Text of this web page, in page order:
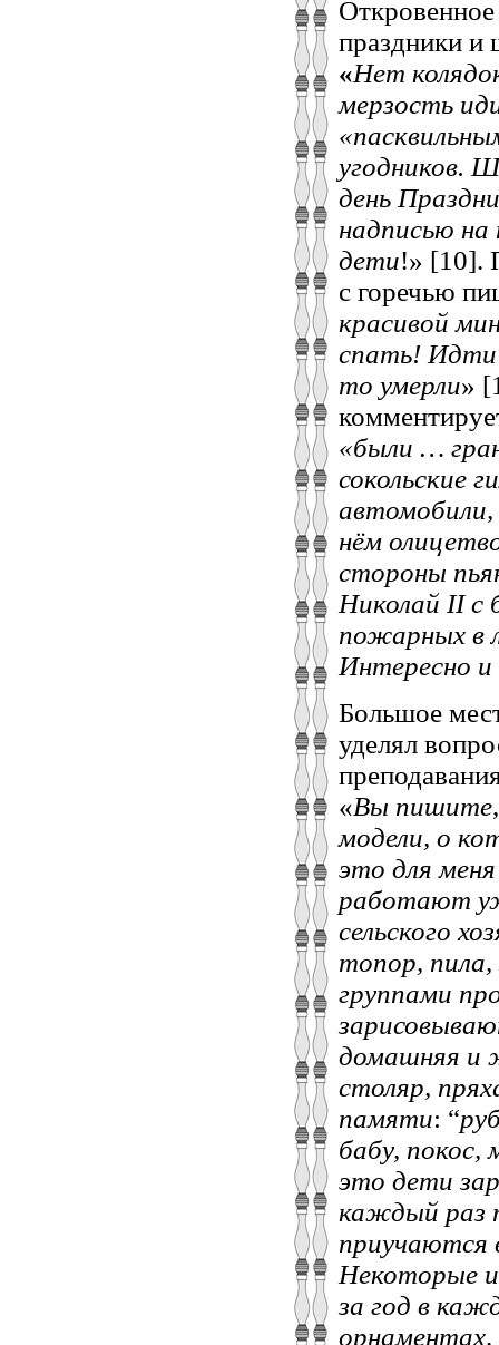
праздники и
«Нет
мерзость
угодников.
день
надписью на
дети!» [10].
с горечью
красивой
спать! Идти
то умерли»
«были …
сокольские
автомобили,
нём
стороны
Николай IIс
пожарных в
Интересно
Большое
уделял
«Вы пишите
модели, о
это для
работают
сельского
топор, пила,
группами
домашняя и
столяр,
памяти: “
бабу, покос,
это дети
каждый раз
приучаются
Некоторые
за год в